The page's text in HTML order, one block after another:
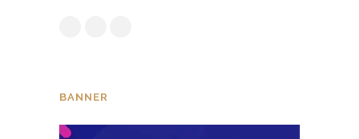
BANNER